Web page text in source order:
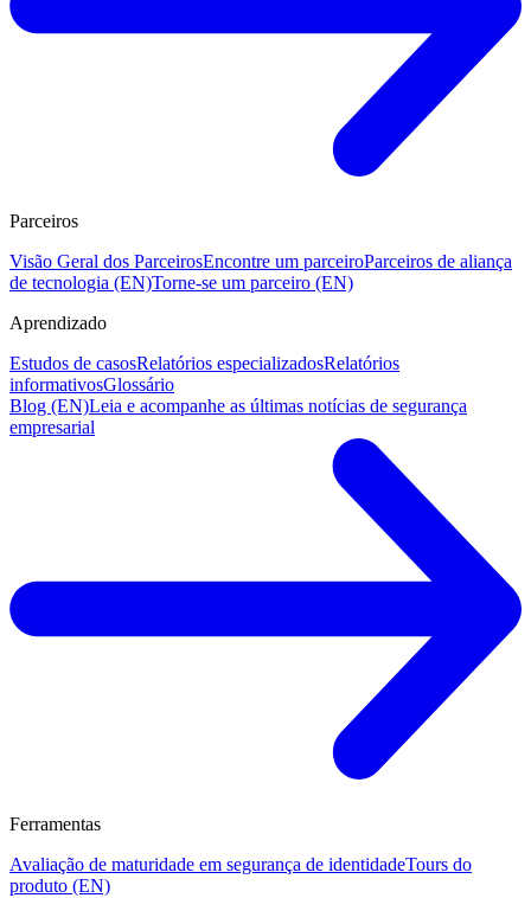
Parceiros
Visão Geral dos ParceirosEncontre um parceiroParceiros de aliança
de tecnologia (EN)Torne-se um parceiro (EN)
Aprendizado
Estudos de casosRelatórios especializadosRelatórios
informativosGlossário
Blog (EN)Leia e acompanhe as últimas notícias de segurança
empresarial
Ferramentas
Avaliação de maturidade em segurança de identidadeTours do
produto (EN)